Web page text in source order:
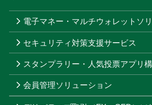
電子マネー・マルチウォレットソ
セキュリティ対策支援サービス
スタンプラリー・人気投票アプリ
会員管理ソリューション